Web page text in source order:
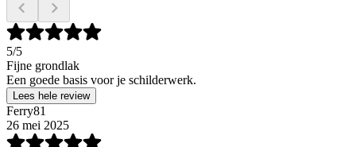
5/5
Fijne grondlak
Een goede basis voor je schilderwerk.
Lees hele review
Ferry81
26 mei 2025